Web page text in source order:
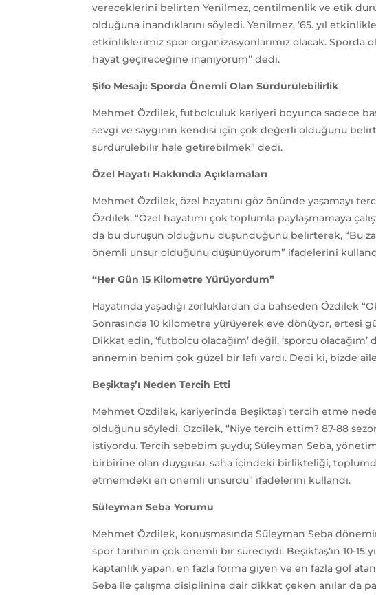
vereceklerini belirten Yenilmez, centilmenlik ve etik
olduğuna inandıklarını söyledi. Yenilmez, ‘65. yıl
etkinliklerimiz spor organizasyonlarımız olacak.
hayat geçireceğine inanıyorum’’ dedi.
Şifo Mesajı: Sporda Önemli Olan Sürdürülebilirlik
Mehmet Özdilek, futbolculuk kariyeri boyunca sadece
sevgi ve saygının kendisi için çok değerli olduğunu
sürdürülebilir hale getirebilmek” dedi.
Özel Hayatı Hakkında Açıklamaları
Mehmet Özdilek, özel hayatını göz önünde yaşamayı
Özdilek, “Özel hayatımı çok toplumla paylaşmamaya
da bu duruşun olduğunu düşündüğünü belirterek, “Bu
önemli unsur olduğunu düşünüyorum” ifadelerini
“Her Gün 15 Kilometre Yürüyordum”
Hayatında yaşadığı zorluklardan da bahseden Özdilek
Sonrasında 10 kilometre yürüyerek eve dönüyor, ertesi
Dikkat edin, ‘futbolcu olacağım’ değil, ‘sporcu
annemin benim çok güzel bir lafı vardı. Dedi ki, bizde
Beşiktaş’ı Neden Tercih Etti
Mehmet Özdilek, kariyerinde Beşiktaş’ı tercih etme
olduğunu söyledi. Özdilek, “Niye tercih ettim? 87-88
istiyordu. Tercih sebebim şuydu; Süleyman Seba,
birbirine olan duygusu, saha içindeki birlikteliği,
etmemdeki en önemli unsurdu” ifadelerini kullandı.
Süleyman Seba Yorumu
Mehmet Özdilek, konuşmasında Süleyman Seba
spor tarihinin çok önemli bir süreciydi. Beşiktaş’ın 10-15
kaptanlık yapan, en fazla forma giyen ve en fazla gol
Seba ile çalışma disiplinine dair dikkat çeken anılar da